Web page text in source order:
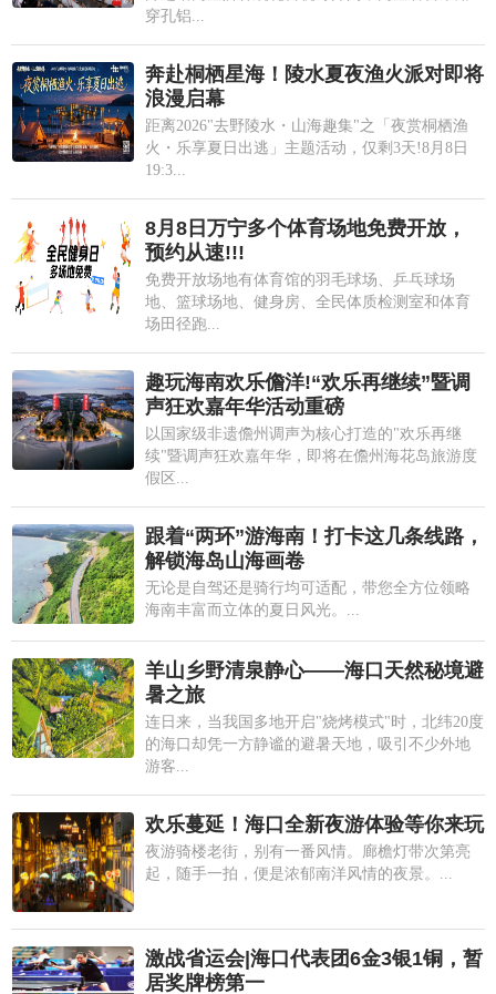
穿孔铝...
奔赴桐栖星海！陵水夏夜渔火派对即将
浪漫启幕
距离2026"去野陵水・山海趣集"之「夜赏桐栖渔
火・乐享夏日出逃」主题活动，仅剩3天!8月8日
19:3...
8月8日万宁多个体育场地免费开放，
预约从速!!!
免费开放场地有体育馆的羽毛球场、乒乓球场
地、篮球场地、健身房、全民体质检测室和体育
场田径跑...
趣玩海南欢乐儋洋!“欢乐再继续”暨调
声狂欢嘉年华活动重磅
以国家级非遗儋州调声为核心打造的"欢乐再继
续"暨调声狂欢嘉年华，即将在儋州海花岛旅游度
假区...
跟着“两环”游海南！打卡这几条线路，
解锁海岛山海画卷
无论是自驾还是骑行均可适配，带您全方位领略
海南丰富而立体的夏日风光。...
羊山乡野清泉静心——海口天然秘境避
暑之旅
连日来，当我国多地开启"烧烤模式"时，北纬20度
的海口却凭一方静谧的避暑天地，吸引不少外地
游客...
欢乐蔓延！海口全新夜游体验等你来玩
夜游骑楼老街，别有一番风情。廊檐灯带次第亮
起，随手一拍，便是浓郁南洋风情的夜景。...
激战省运会|海口代表团6金3银1铜，暂
居奖牌榜第一